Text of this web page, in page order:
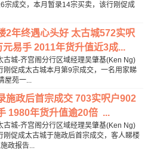
宗成交，本月暂录14宗买卖，该行刚促成
2年终遇心头好 太古城572实呎
元易手 2011年货升值近3成...
古城-齐宫阁分行区域经理吴肇基(Ken Ng)
刚促成太古城本月第9宗成交，一名用家睇
屋苑一...
施政后首宗成交 703实呎户902
1980年货升值逾20倍 ...
古城-齐宫阁分行区域经理吴肇基(Ken Ng)
刚促成太古城于施政后首宗成交，客人睇楼
政报告...